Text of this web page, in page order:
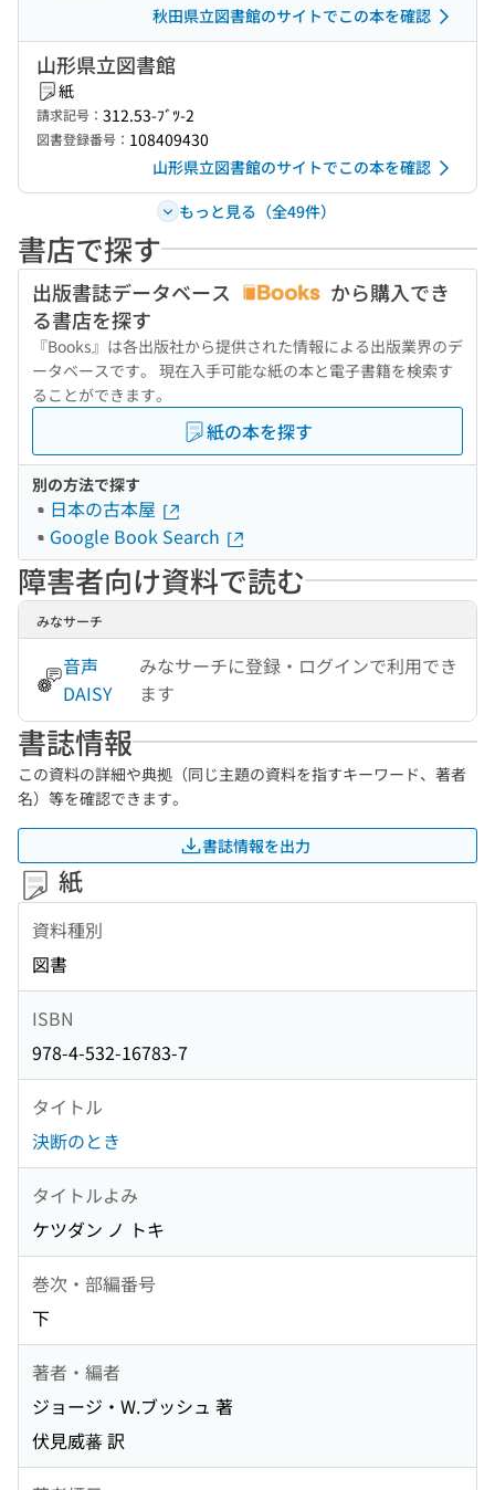
秋田県立図書館のサイトでこの本を確認
山形県立図書館
紙
請求記号： 312.53-ﾌﾞﾂ-2
図書登録番号： 108409430
山形県立図書館のサイトでこの本を確認
もっと見る（全49件）
書店で探す
出版書誌データベース
から購入でき
る書店を探す
『Books』は各出版社から提供された情報による出版業界のデ
ータベースです。 現在入手可能な紙の本と電子書籍を検索す
ることができます。
紙の本を探す
別の方法で探す
日本の古本屋
Google Book Search
障害者向け資料で読む
みなサーチ
音声
DAISY
みなサーチに登録・ログインで利用でき
ます
書誌情報
この資料の詳細や典拠（同じ主題の資料を指すキーワード、著者
名）等を確認できます。
書誌情報を出力
紙
資料種別
図書
ISBN
978-4-532-16783-7
タイトル
決断のとき
タイトルよみ
ケツダン ノ トキ
巻次・部編番号
下
著者・編者
ジョージ・W.ブッシュ 著
伏見威蕃 訳